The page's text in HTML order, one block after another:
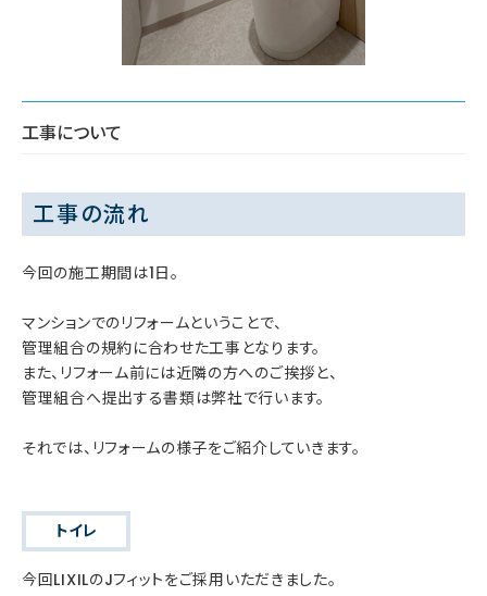
工事について
工事の流れ
今回の施工期間は1日。
マンションでのリフォームということで、
管理組合の規約に合わせた工事となります。
また、リフォーム前には近隣の方へのご挨拶と、
管理組合へ提出する書類は弊社で行います。
それでは、リフォームの様子をご紹介していきます。
トイレ
今回LIXILのJフィットをご採用いただきました。